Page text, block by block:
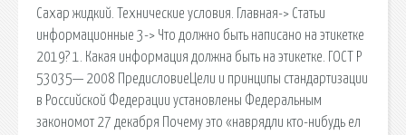
Сахар жидкий. Технические условия. Главная-> Статьи
информационные 3-> Что должно быть написано на этикетке
2019? 1. Какая информация должна быть на этикетке. ГОСТ Р
53035— 2008 ПредисловиеЦели и принципы стандартизации
в Российской Федерации установлены Федеральным
закономот 27 декабря Почему это «наврядли кто-нибудь ел